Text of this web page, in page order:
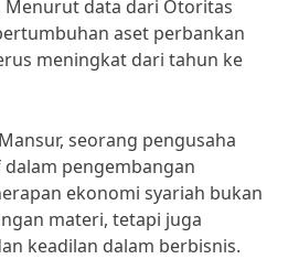
data dari Otoritas
aset perbankan
meningkat dari tahun ke
seorang pengusaha
pengembangan
ekonomi syariah bukan
materi, tetapi juga
keadilan dalam berbisnis.